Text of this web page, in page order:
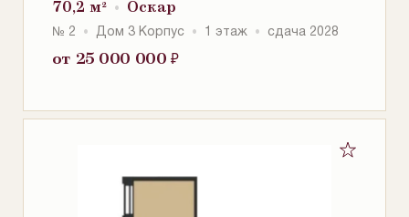
70,2 м² Оскар
№ 2 Дом 3 Корпус 1 этаж сдача 2028
от 25 000 000 ₽